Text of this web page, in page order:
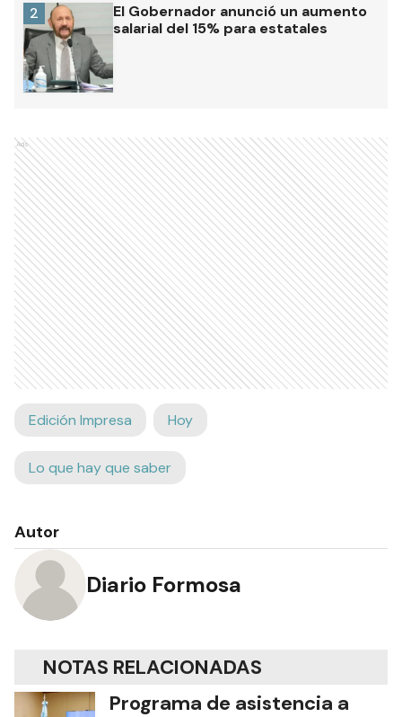
El Gobernador anunció un aumento
salarial del 15% para estatales
2
Ads
Edición Impresa Hoy
Lo que hay que saber
Autor
Diario Formosa
NOTAS RELACIONADAS
Programa de asistencia a